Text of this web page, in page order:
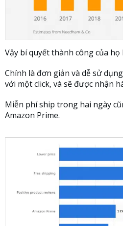
Vậy bí quyết thành công của họ
Chính là đơn giản và dễ sử
với một click, và sẽ được nhận
Miễn phí ship trong hai ngày
Amazon Prime.